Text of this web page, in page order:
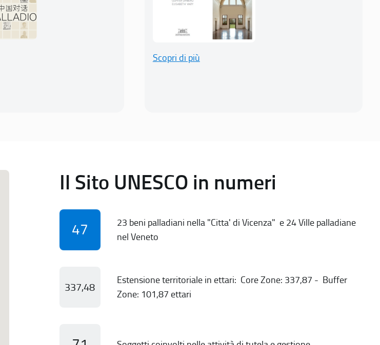
Scopri di più
Il Sito UNESCO in numeri
47
23 beni palladiani nella "Citta' di Vicenza" e 24 Ville palladiane
nel Veneto
337,48
Estensione territoriale in ettari: Core Zone: 337,87 - Buffer
Zone: 101,87 ettari